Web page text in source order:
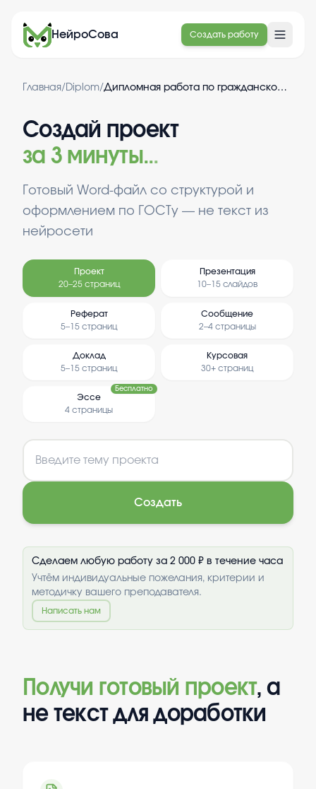
НейроСова Создать работу
Главная/ Diplom/ Дипломная работа по гражданскому праву
Создай проект
за 3 минуты...
Готовый Word-файл со структурой и
оформлением по ГОСТу — не текст из
нейросети
Проект
20–25 страниц
Презентация
10–15 слайдов
Реферат
5–15 страниц
Сообщение
2–4 страницы
Доклад
5–15 страниц
Курсовая
30+ страниц
Эссе
4 страницы
Бесплатно
Создать
Сделаем любую работу за 2 000 ₽ в течение часа
Учтём индивидуальные пожелания, критерии и
методичку вашего преподавателя.
Написать нам
Получи готовый проект, а
не текст для доработки